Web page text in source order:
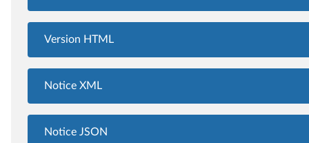
Version HTML
Notice XML
Notice JSON